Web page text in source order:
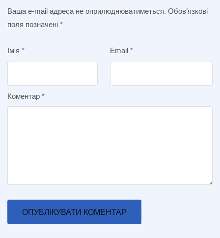
Ваша e-mail адреса не оприлюднюватиметься. Обов’язкові
поля позначені *
Ім'я * Email *
Коментар *